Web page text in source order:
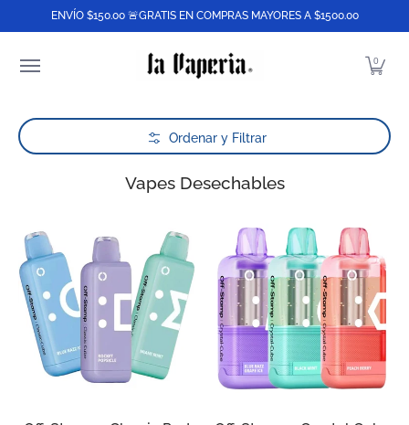
Saltar al contenido principal
Lo Nuevo Best Sellers Desechables
ENVÍO $150.00 🚨GRATIS EN COMPRAS MAYORES A $1500.00
0
Saltar al contenido principalOrdenar y Filtrar
Vapes Desechables